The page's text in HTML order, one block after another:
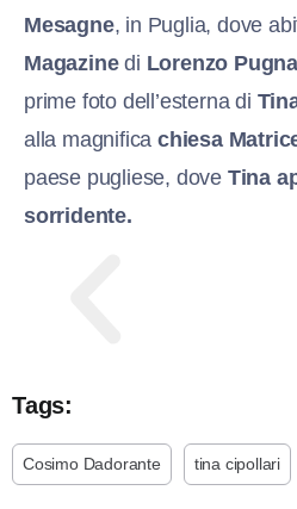
Mesagne, in Puglia, dove
Magazinedi Lorenzo
prime foto dell’esterna di
alla magnificachiesa
paese pugliese, dove Tina
sorridente.
Tags:
Cosimo Dadorante tina cipollari